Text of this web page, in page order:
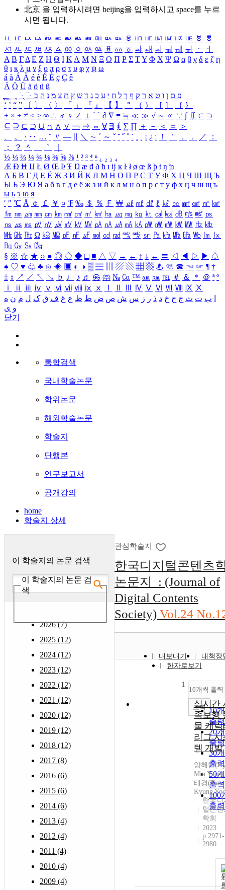
北京 을 입력하시려면 beijing을 입력하시고 space를 누르
시면 됩니다.
ㅥ ㅦ ㅧ ㅨ ㅩ ㅪ ㅫ ㅬ ㅭ ㅮ ㅯ ㅰ ㅱ ㅲ ㅳ ㅴ ㅵ ㅶ ㅷ ㅸ
ㅹ
ㅺ ㅻ ㅼ ㅽ ㅾ ㅿ ㆀ ㆁ ㆂ ㆃ ㆄ ㆅ ㆆ ㆇ ㆈ ㆉ ㆊ ㆋ ㆌ ㆍ
ㆎ
Α Β ΓΔ Ε Ζ Η Θ Ι ΚΛ Μ Ν Ξ Ο Π Ρ Σ ΤΥ Φ Χ Ψ Ω α β γ δ ε ζ η
θ ι κ λ μ ν ξ ο π ρ σ τ υ φ χ ψ ω
á à Á À é è É È ç Ç ê
Ä Ö Ü ä ö ü ß
ִֶֹ ֻּ ׁׂ פ ם ן ו ט א ר ק ף ך ל ח י ע כ ג ד ש ץ ת צ מ נ ה ב
‘ ’ “ ” 〔 〕 〈 〉 「 」 『 』 【 】 ＂ （ ） ［ ］ ｛ ｝
± × ÷ ≠ ≤ ≥ ∞ ∴ ♂ ♀ ∠ ⊥ ⌒ ∂ ∇ ≡ ≒ ≪ ≫ √ ∽ ∝ ∵ ∫ ∬ ∈ ∋
⊆ ⊇ ⊂ ⊃ ∪ ∩ ∧ ∨ ￢ ⇒ ⇔ ∀ ∃ ∮ ∑ ∏ ＋ － ＜ ＝
＞
、
。 · ‥ … ¨ 〃 ― ＼ ∼ ´ ～ ˇ ˘ ˝ ˚ ˙ ¸ ¡ ¿ ː ！ ＇ ， ． ／
：
；
？ ＾ ｀
½ ⅓ ⅔ ¼ ¾ ⅛ ⅜ ⅝ ⅞ ¹ ² ³ ⁴ ⁿ ₁ ₂ ₃ ₄
Æ Ð Ħ Ĳ Ł Ø Œ Þ Ŧ Ŋ æ đ ð ħ ı ĳ ĸ ŀ ł ø œ ß þ ŧ ŋ ŉ
А Б В Г Д Е Ё Ж З И Й К Л М Н О П Р С Т У Ф Х Ц Ч Ш Щ Ъ
Ы Ь Э Ю Я а б в г д е ё ж з и й к л м н о п р с т у ф х ц ч ш щ ъ
ы ь э ю я
′ ″ ℃ Å ￠ ￡ ￥ ¤ ℉ ‰ ＄ ％ Ｆ ￦ ㎕ ㎖ ㎗ ℓ ㎘ ㏄ ㎣ ㎤ ㎥ ㎦
㎙ ㎚ ㎛ ㎜ ㎝ ㎞ ㎟ ㎠ ㎡ ㎢ ㏊ ㎍ ㎎ ㎏ ㏏ ㎈ ㎉ ㏈ ㎧ ㎨ ㎰
㎱ ㎲ ㎳ ㎴ ㎵ ㎶ ㎷ ㎸ ㎹ ㎀ ㎁ ㎂ ㎃ ㎄ ㎺ ㎻ ㎽ ㎾ ㎿ ㎐ ㎑
㎒ ㎓ ㎔ Ω ㏀ ㏁ ㎊ ㎋ ㎌ ㏖ ㏅ ㎭ ㎮ ㎯ ㏛ ㎩ ㎪ ㎫ ㎬ ㏝ ㏐
㏓
㏃ ㏉ ㏜ ㏆
§ ※ ☆ ★ ○ ● ◎ ◇ ◆ □ ■ △ ▽ → ← ↑ ↓ ↔ 〓 ◁ ◀ ▷ ▶ ♤
♠ ♡ ♥ ♧ ♣ ⊙ ◈ ▣ ◐ ◑ ▒ ▤ ▨ ▧ ▦ ▩ ♨ ☏ ☎ ☜ ☞ ¶ †
‡ ↕ ↗ ↙ ↖ ↘ ♭ ♩ ♪ ♬ ㉿ ㈜ № ㏇ ™ ㏂ ㏘ ℡ ＃ ＆ ＊ ＠ ª º
ⅰ
ⅱ ⅲ ⅳ ⅴ ⅵ ⅶ ⅷ ⅸ ⅹ Ⅳ Ⅴ Ⅵ Ⅶ Ⅷ Ⅸ Ⅹ
ب ت ث ج ح خ د ذ ر ز س ش ص ض ط ظ ع غ ف ق ک ل م ن ه
و ی
닫기
통합검색
국내학술논문
학위논문
해외학술논문
학술지
단행본
연구보고서
공개강의
home
학술지 상세
이 학술지의 논문 검색
이 학술지의 논문 검
색
2026 (7)
2025 (12)
2024 (12)
2023 (12)
2022 (12)
2021 (12)
2020 (12)
2019 (12)
2018 (12)
2017 (8)
2016 (6)
2015 (6)
2014 (6)
2013 (4)
2012 (4)
2011 (4)
2010 (4)
2009 (4)
관심학술지
한국디지털콘텐츠
논문지 : (Journal of
Digital Contents
Society) Vol.24
내보내기
내책장
한자로보기
10개씩 출력
10
출력
20
출력
30
출력
50
출력
100
출력
조회
1
실시간
족보행
물 캐릭
리그 시
템 개발
양혜민
Min
태경(Tae-
Kyung
한국디
털콘텐
학회
2023
p.2971-
2980